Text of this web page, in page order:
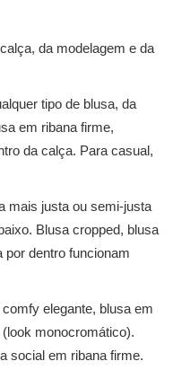
da modelagem e da
tipo de blusa, da
em ribana firme,
da calça. Para casual,
mais justa ou semi-justa
Blusa cropped, blusa
por dentro funcionam
comfy elegante, blusa em
monocromático).
social em ribana firme.